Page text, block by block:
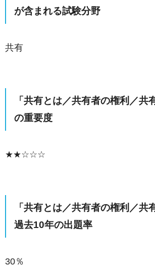
が含まれる試験分野
共有
「共有とは／共有者の権利／共
の重要度
★★☆☆☆
「共有とは／共有者の権利／共
過去10年の出題率
30％